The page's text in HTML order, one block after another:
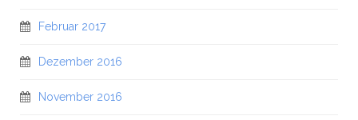
Februar 2017
Dezember 2016
November 2016